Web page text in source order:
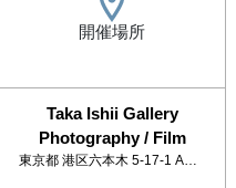
開催場所
Taka Ishii Gallery
Photography / Film
東京都 港区六本木 5-17-1 AXISビル 2F